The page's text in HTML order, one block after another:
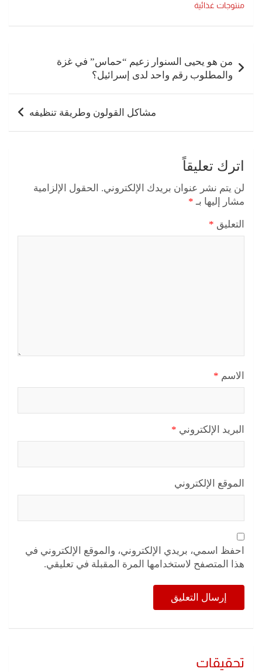
منتوجات غذائية
المقالاتمن هو يحيى السنوار زعيم “حماس” في غزة
والمطلوب رقم واحد لدى إسرائيل؟
مشاكل القولون وطريقة تنظيفه
اترك تعليقاً
لن يتم نشر عنوان بريدك الإلكتروني. الحقول الإلزامية
مشار إليها بـ *
التعليق *
الاسم *
البريد الإلكتروني *
الموقع الإلكتروني
احفظ اسمي، بريدي الإلكتروني، والموقع الإلكتروني في
هذا المتصفح لاستخدامها المرة المقبلة في تعليقي.
تحقيقات